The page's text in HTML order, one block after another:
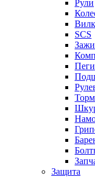
Рули
SCS
Пеги
Защита